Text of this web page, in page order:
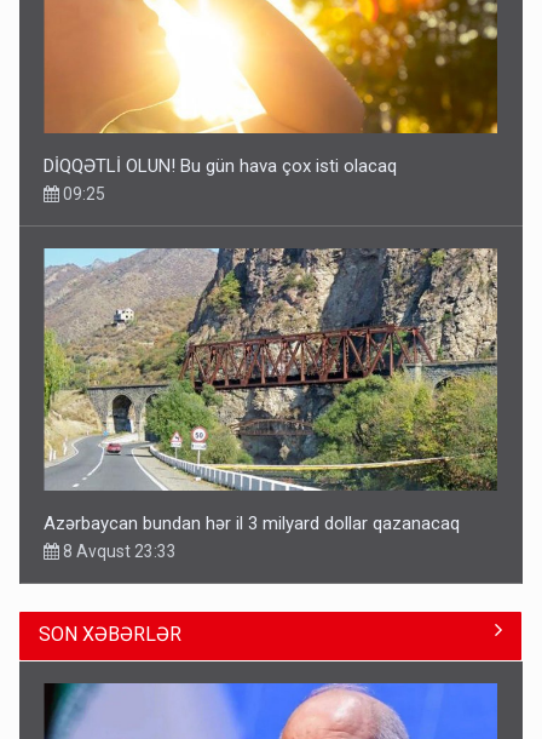
DİQQƏTLİ OLUN! Bu gün hava çox isti olacaq
09:25
Azərbaycan bundan hər il 3 milyard dollar qazanacaq
8 Avqust 23:33
SON XƏBƏRLƏR